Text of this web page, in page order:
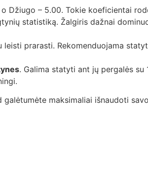
Džiugo – 5.00. Tokie koeficientai
statistiką. Žalgiris dažnai
prarasti. Rekomenduojama
. Galima statyti ant jų pergalės
maksimaliai išnaudoti